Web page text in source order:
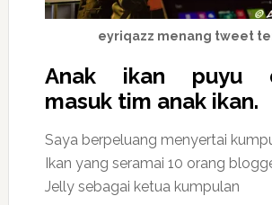
eyriqazz menang tweet
Anak ikan puyu
masuk tim anak ikan.
Saya berpeluang menyertai
Ikan yang seramai 10 orang
Jelly sebagai ketua kumpulan